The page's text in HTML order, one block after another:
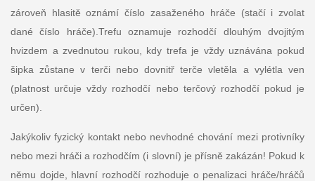
zároveň hlasitě oznámí číslo zasaženého hráče (stačí i zvolat
dané číslo hráče).Trefu oznamuje rozhodčí dlouhým dvojitým
hvizdem a zvednutou rukou, kdy trefa je vždy uznávána pokud
šipka zůstane v terči nebo dovnitř terče vletěla a vylétla ven
(platnost určuje vždy rozhodčí nebo terčový rozhodčí pokud je
určen).
Jakýkoliv fyzický kontakt nebo nevhodné chování mezi protivníky
nebo mezi hráči a rozhodčím (i slovní) je přísně zakázán! Pokud k
němu dojde, hlavní rozhodčí rozhoduje o penalizaci hráče/hráčů